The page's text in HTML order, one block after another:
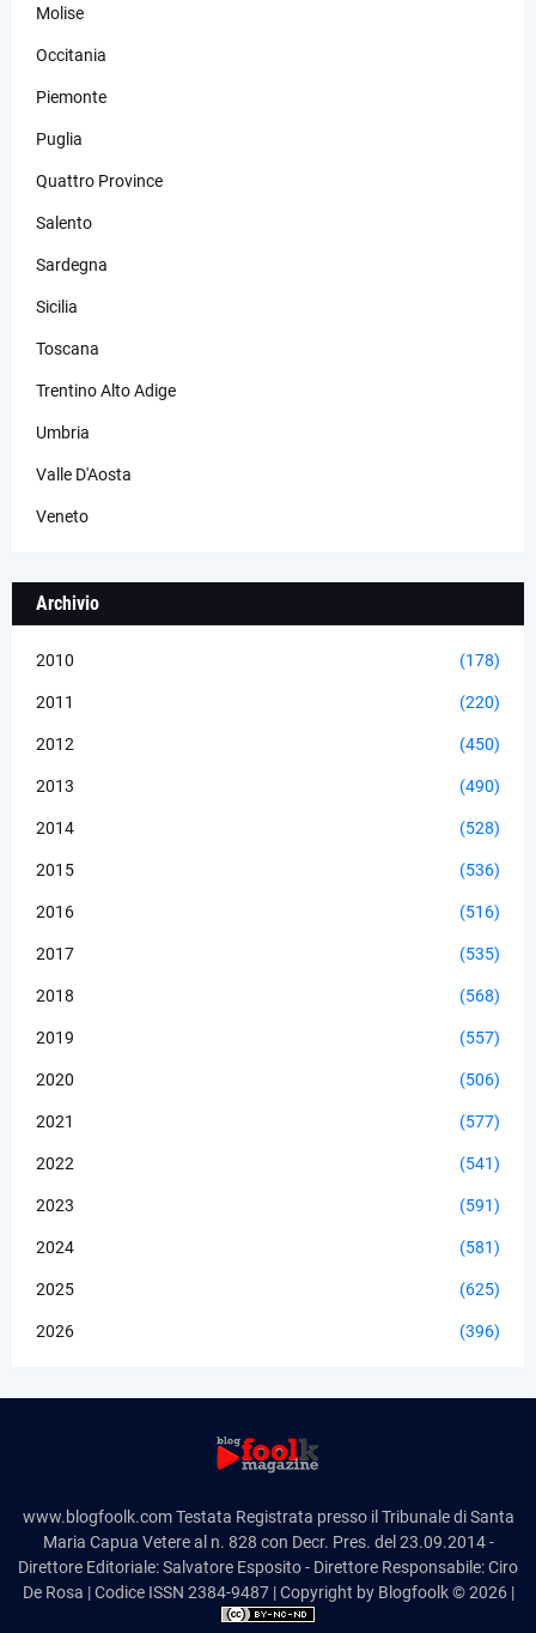
Molise
Occitania
Piemonte
Puglia
Quattro Province
Salento
Sardegna
Sicilia
Toscana
Trentino Alto Adige
Umbria
Valle D'Aosta
Veneto
Archivio
2010 (178)
2011 (220)
2012 (450)
2013 (490)
2014 (528)
2015 (536)
2016 (516)
2017 (535)
2018 (568)
2019 (557)
2020 (506)
2021 (577)
2022 (541)
2023 (591)
2024 (581)
2025 (625)
2026 (396)
www.blogfoolk.com Testata Registrata presso il Tribunale di Santa
Maria Capua Vetere al n. 828 con Decr. Pres. del 23.09.2014 -
Direttore Editoriale: Salvatore Esposito - Direttore Responsabile: Ciro
De Rosa | Codice ISSN 2384-9487 | Copyright by Blogfoolk © 2026 |